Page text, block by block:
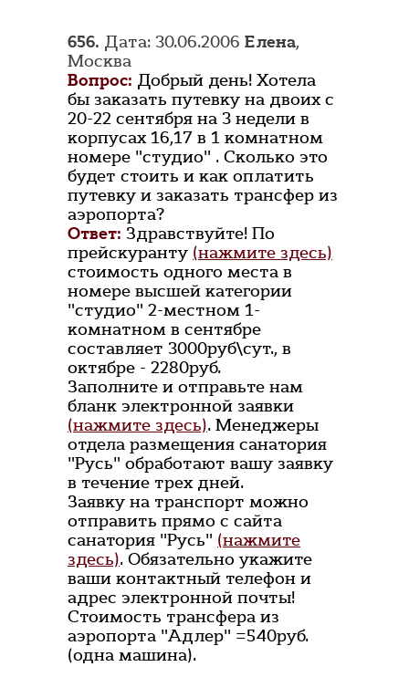
656. Дата: 30.06.2006 Елена,
Москва
Вопрос: Добрый день! Хотела
бы заказать путевку на двоих с
20-22 сентября на 3 недели в
корпусах 16,17 в 1 комнатном
номере "студио" . Сколько это
будет стоить и как оплатить
путевку и заказать трансфер из
аэропорта?
Ответ: Здравствуйте! По
прейскуранту (нажмите здесь)
стоимость одного места в
номере высшей категории
"студио" 2-местном 1-
комнатном в сентябре
составляет 3000руб\сут., в
октябре - 2280руб.
Заполните и отправьте нам
бланк электронной заявки
(нажмите здесь). Менеджеры
отдела размещения санатория
"Русь" обработают вашу заявку
в течение трех дней.
Заявку на транспорт можно
отправить прямо с сайта
санатория "Русь" (нажмите
здесь). Обязательно укажите
ваши контактный телефон и
адрес электронной почты!
Стоимость трансфера из
аэропорта "Адлер" =540руб.
(одна машина).